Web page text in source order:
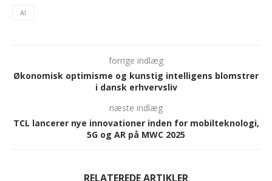
AI
forrige indlæg
Økonomisk optimisme og kunstig intelligens blomstrer
i dansk erhvervsliv
næste indlæg
TCL lancerer nye innovationer inden for mobilteknologi,
5G og AR på MWC 2025
RELATEREDE ARTIKLER